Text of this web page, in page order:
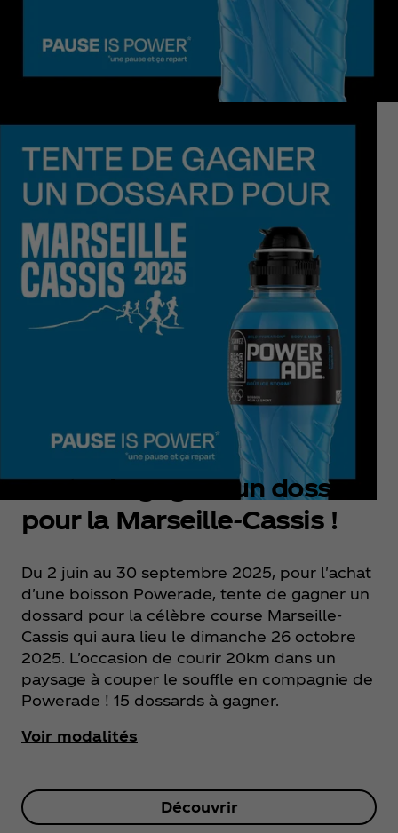
Tente de gagner un dossard
pour la Marseille-Cassis !
Du 2 juin au 30 septembre 2025, pour l'achat
d'une boisson Powerade, tente de gagner un
dossard pour la célèbre course Marseille-
Cassis qui aura lieu le dimanche 26 octobre
2025. L'occasion de courir 20km dans un
paysage à couper le souffle en compagnie de
Powerade ! 15 dossards à gagner.
Voir modalités
Découvrir